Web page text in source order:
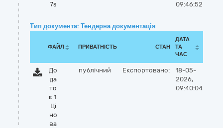
7s
09:46:52
Тип документа: Тендерна документація
ФАЙЛ ПРИВАТНІСТЬ СТАН
ДАТА
ТА
ЧАС
До
да
то
к 1.
Ці
но
ва
публічний Експортовано:
18-05-
2026,
09:40:04